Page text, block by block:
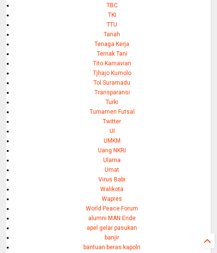
TBC
TKI
TTU
Tanah
Tenaga Kerja
Ternak Tani
Tito Karnavian
Tjhajo Kumolo
Tol Suramadu
Transparansi
Turki
Turnamen Futsal
Twitter
UI
UMKM
Uang NKRI
Ulama
Umat
Virus Babi
Walikota
Wapres
World Peace Forum
alumni MAN Ende
apel gelar pasukan
banjir
bantuan beras kapolri